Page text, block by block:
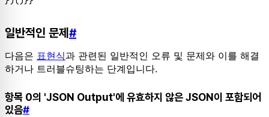
일반적인 문제 #
다음은 표현식과 관련된 일반적인 오류 및 문제와 이를 해결
하거나 트러블슈팅하는 단계입니다.
항목 0의 'JSON Output'에 유효하지 않은 JSON이 포함되어
있음#